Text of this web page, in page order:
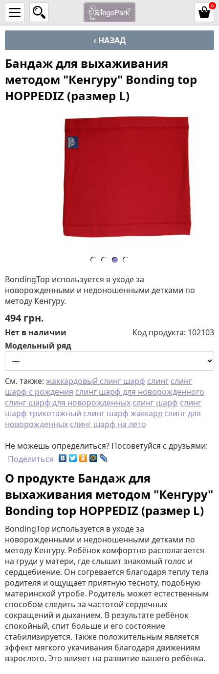
0
‹ НАЗАД
Бандаж для выхаживания
методом "Кенгуру" Bonding top
HOPPEDIZ (размер L)
BondingTop используется в уходе за
новорожденными и недоношенными детками по
методу Кенгуру.
494 грн.
Нет в наличии Код продукта: 102103
Модельный ряд
См. также: жаккардовый слинг шарф слинг слинг
шарф с рождения слинг шарф для новорожденного
слинг шарф для новорожденных слинг шарф слинг
шарф трикотажный слинг шарф жаккард слинг для
новорожденных слинг шарф на лето
Не можешь определиться? Посоветуйся с друзьями:
Поделиться
О продукте Бандаж для
выхаживания методом "Кенгуру"
Bonding top HOPPEDIZ (размер L)
BondingTop используется в уходе за
новорожденными и недоношенными детками по
методу Кенгуру. Ребёнок комфортно располагается
на груди у матери, где слышит знакомый голос и
сердцебиение. Он согревается благодаря теплу тела
родителя и ощущает приятную тесноту, подобную
материнской утробе. Родитель может естественным
способом следить за частотой сердечных
сокращений и дыханием. В результате ребёнок
спокойный, спит больше и его состояние
стабилизируется. Также положительным является
эффект мягкого укачивания благодаря движениям
взрослого. Это влияет на развитие вашего ребёнка.